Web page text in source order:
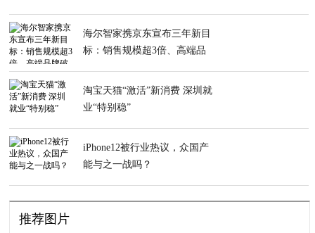
海尔智家携京东宣布三年新目
标：销售规模超3倍、高端品
淘宝天猫“激活”新消费 深圳就
业“特别稳”
iPhone12被行业热议，众国产
能与之一战吗？
推荐图片